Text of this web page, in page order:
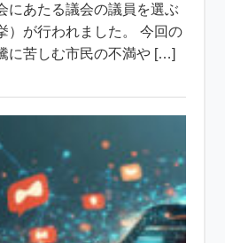
にあたる議会の議員を選ぶ
）が行われました。 今回の
に苦しむ市民の不満や […]